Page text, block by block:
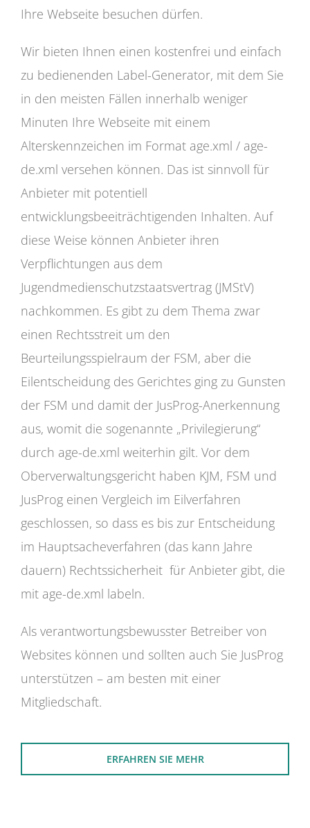
Ihre Webseite besuchen dürfen.
Wir bieten Ihnen einen kostenfrei und einfach
zu bedienenden Label-Generator, mit dem Sie
in den meisten Fällen innerhalb weniger
Minuten Ihre Webseite mit einem
Alterskennzeichen im Format age.xml / age-
de.xml versehen können. Das ist sinnvoll für
Anbieter mit potentiell
entwicklungsbeeiträchtigenden Inhalten. Auf
diese Weise können Anbieter ihren
Verpflichtungen aus dem
Jugendmedienschutzstaatsvertrag (JMStV)
nachkommen. Es gibt zu dem Thema zwar
einen Rechtsstreit um den
Beurteilungsspielraum der FSM, aber die
Eilentscheidung des Gerichtes ging zu Gunsten
der FSM und damit der JusProg-Anerkennung
aus, womit die sogenannte „Privilegierung“
durch age-de.xml weiterhin gilt. Vor dem
Oberverwaltungsgericht haben KJM, FSM und
JusProg einen Vergleich im Eilverfahren
geschlossen, so dass es bis zur Entscheidung
im Hauptsacheverfahren (das kann Jahre
dauern) Rechtssicherheit für Anbieter gibt, die
mit age-de.xml labeln.
Als verantwortungsbewusster Betreiber von
Websites können und sollten auch Sie JusProg
unterstützen – am besten mit einer
Mitgliedschaft.
ERFAHREN SIE MEHR